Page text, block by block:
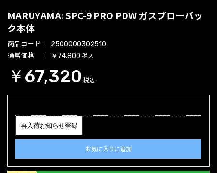
MARUYAMA: SPC-9 PRO PDW ガスブローバッ
ク本体
商品コード 2500000302510
通常価格 ￥74,800 税込
￥67,320 税込
再入荷お知らせ登録
お気に入りに追加